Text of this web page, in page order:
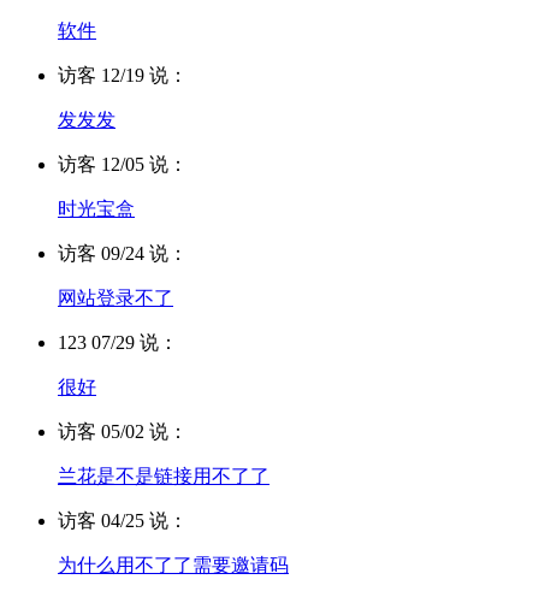
软件
访客 12/19 说：
发发发
访客 12/05 说：
时光宝盒
访客 09/24 说：
网站登录不了
123 07/29 说：
很好
访客 05/02 说：
兰花是不是链接用不了了
访客 04/25 说：
为什么用不了了需要邀请码